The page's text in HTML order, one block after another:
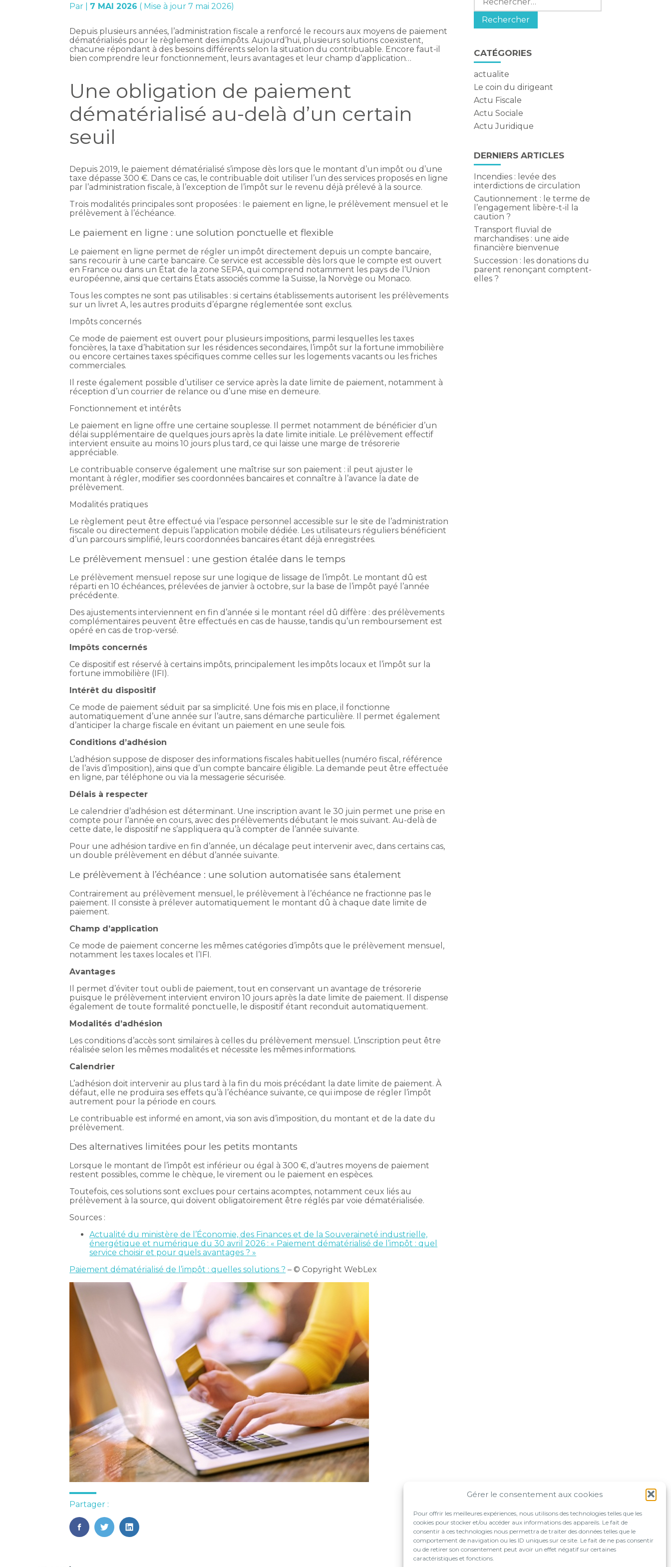
Gérer le consentement aux cookies
Pour offrir les meilleures expériences, nous utilisons des technologies telles que les
cookies pour stocker et/ou accéder aux informations des appareils. Le fait de
consentir à ces technologies nous permettra de traiter des données telles que le
comportement de navigation ou les ID uniques sur ce site. Le fait de ne pas consentir
ou de retirer son consentement peut avoir un effet négatif sur certaines
caractéristiques et fonctions.
Par 7 MAI 2026 ( Mise à jour 7 mai 2026)
Depuis plusieurs années, l’administration fiscale a renforcé le recours aux moyens de paiement
dématérialisés pour le règlement des impôts. Aujourd’hui, plusieurs solutions coexistent,
chacune répondant à des besoins différents selon la situation du contribuable. Encore faut-il
bien comprendre leur fonctionnement, leurs avantages et leur champ d’application…
Une obligation de paiement
dématérialisé au-delà d’un certain
seuil
Depuis 2019, le paiement dématérialisé s’impose dès lors que le montant d’un impôt ou d’une
taxe dépasse 300 €. Dans ce cas, le contribuable doit utiliser l’un des services proposés en ligne
par l’administration fiscale, à l’exception de l’impôt sur le revenu déjà prélevé à la source.
Trois modalités principales sont proposées : le paiement en ligne, le prélèvement mensuel et le
prélèvement à l’échéance.
Le paiement en ligne : une solution ponctuelle et flexible
Le paiement en ligne permet de régler un impôt directement depuis un compte bancaire,
sans recourir à une carte bancaire. Ce service est accessible dès lors que le compte est ouvert
en France ou dans un État de la zone SEPA, qui comprend notamment les pays de l’Union
européenne, ainsi que certains États associés comme la Suisse, la Norvège ou Monaco.
Tous les comptes ne sont pas utilisables : si certains établissements autorisent les prélèvements
sur un livret A, les autres produits d’épargne réglementée sont exclus.
Impôts concernés
Ce mode de paiement est ouvert pour plusieurs impositions, parmi lesquelles les taxes
foncières, la taxe d’habitation sur les résidences secondaires, l’impôt sur la fortune immobilière
ou encore certaines taxes spécifiques comme celles sur les logements vacants ou les friches
commerciales.
Il reste également possible d’utiliser ce service après la date limite de paiement, notamment à
réception d’un courrier de relance ou d’une mise en demeure.
Fonctionnement et intérêts
Le paiement en ligne offre une certaine souplesse. Il permet notamment de bénéficier d’un
délai supplémentaire de quelques jours après la date limite initiale. Le prélèvement effectif
intervient ensuite au moins 10 jours plus tard, ce qui laisse une marge de trésorerie
appréciable.
Le contribuable conserve également une maîtrise sur son paiement : il peut ajuster le
montant à régler, modifier ses coordonnées bancaires et connaître à l’avance la date de
prélèvement.
Modalités pratiques
Le règlement peut être effectué via l’espace personnel accessible sur le site de l’administration
fiscale ou directement depuis l’application mobile dédiée. Les utilisateurs réguliers bénéficient
d’un parcours simplifié, leurs coordonnées bancaires étant déjà enregistrées.
Le prélèvement mensuel : une gestion étalée dans le temps
Le prélèvement mensuel repose sur une logique de lissage de l’impôt. Le montant dû est
réparti en 10 échéances, prélevées de janvier à octobre, sur la base de l’impôt payé l’année
précédente.
Des ajustements interviennent en fin d’année si le montant réel dû diffère : des prélèvements
complémentaires peuvent être effectués en cas de hausse, tandis qu’un remboursement est
opéré en cas de trop-versé.
Impôts concernés
Ce dispositif est réservé à certains impôts, principalement les impôts locaux et l’impôt sur la
fortune immobilière (IFI).
Intérêt du dispositif
Ce mode de paiement séduit par sa simplicité. Une fois mis en place, il fonctionne
automatiquement d’une année sur l’autre, sans démarche particulière. Il permet également
d’anticiper la charge fiscale en évitant un paiement en une seule fois.
Conditions d’adhésion
L’adhésion suppose de disposer des informations fiscales habituelles (numéro fiscal, référence
de l’avis d’imposition), ainsi que d’un compte bancaire éligible. La demande peut être effectuée
en ligne, par téléphone ou via la messagerie sécurisée.
Délais à respecter
Le calendrier d’adhésion est déterminant. Une inscription avant le 30 juin permet une prise en
compte pour l’année en cours, avec des prélèvements débutant le mois suivant. Au-delà de
cette date, le dispositif ne s’appliquera qu’à compter de l’année suivante.
Pour une adhésion tardive en fin d’année, un décalage peut intervenir avec, dans certains cas,
un double prélèvement en début d’année suivante.
Le prélèvement à l’échéance : une solution automatisée sans étalement
Contrairement au prélèvement mensuel, le prélèvement à l’échéance ne fractionne pas le
paiement. Il consiste à prélever automatiquement le montant dû à chaque date limite de
paiement.
Champ d’application
Ce mode de paiement concerne les mêmes catégories d’impôts que le prélèvement mensuel,
notamment les taxes locales et l’IFI.
Avantages
Il permet d’éviter tout oubli de paiement, tout en conservant un avantage de trésorerie
puisque le prélèvement intervient environ 10 jours après la date limite de paiement. Il dispense
également de toute formalité ponctuelle, le dispositif étant reconduit automatiquement.
Modalités d’adhésion
Les conditions d’accès sont similaires à celles du prélèvement mensuel. L’inscription peut être
réalisée selon les mêmes modalités et nécessite les mêmes informations.
Calendrier
L’adhésion doit intervenir au plus tard à la fin du mois précédant la date limite de paiement. À
défaut, elle ne produira ses effets qu’à l’échéance suivante, ce qui impose de régler l’impôt
autrement pour la période en cours.
Le contribuable est informé en amont, via son avis d’imposition, du montant et de la date du
prélèvement.
Des alternatives limitées pour les petits montants
Lorsque le montant de l’impôt est inférieur ou égal à 300 €, d’autres moyens de paiement
restent possibles, comme le chèque, le virement ou le paiement en espèces.
Toutefois, ces solutions sont exclues pour certains acomptes, notamment ceux liés au
prélèvement à la source, qui doivent obligatoirement être réglés par voie dématérialisée.
Sources :
Actualité du ministère de l’Économie, des Finances et de la Souveraineté industrielle,
énergétique et numérique du 30 avril 2026 : « Paiement dématérialisé de l’impôt : quel
service choisir et pour quels avantages ? »
Paiement dématérialisé de l’impôt : quelles solutions ? – © Copyright WebLex
Partager :
FaceBook
TwitterLinkedIn
CATÉGORIES
actualite
Le coin du dirigeant
Actu Fiscale
Actu Sociale
Actu Juridique
DERNIERS ARTICLES
Incendies : levée des
interdictions de circulation
Cautionnement : le terme de
l’engagement libère-t-il la
caution ?
Transport fluvial de
marchandises : une aide
financière bienvenue
Succession : les donations du
parent renonçant comptent-
elles ?